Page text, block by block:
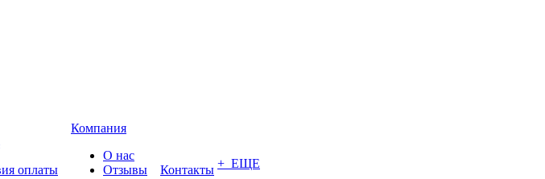
оплаты
Компания
О нас
Отзывы
Контакты + ЕЩЕ